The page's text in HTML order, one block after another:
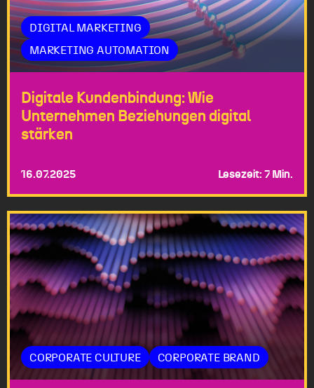
DIGITAL MARKETING
MARKETING AUTOMATION
Digitale Kundenbindung: Wie
Unternehmen Beziehungen digital
stärken
16.07.2025 Lesezeit: 7 Min.
CORPORATE CULTURE CORPORATE BRAND